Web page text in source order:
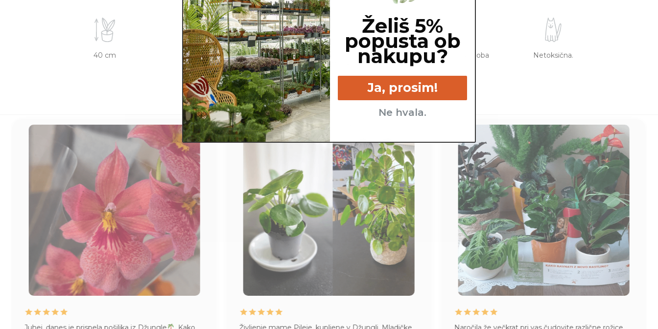
40 cm 12 cm
Srednje - kadar se zgornji
sloj zemlje izsuši.
Veliko- neposredna svetloba Netoksična.
Želiš 5%
popusta ob
nakupu?
Ja, prosim!
Ne hvala.